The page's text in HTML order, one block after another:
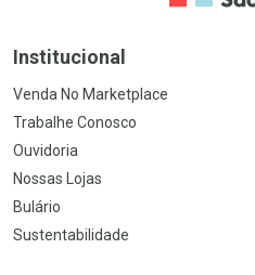
Institucional
Venda No Marketplace
Trabalhe Conosco
Ouvidoria
Nossas Lojas
Bulário
Sustentabilidade